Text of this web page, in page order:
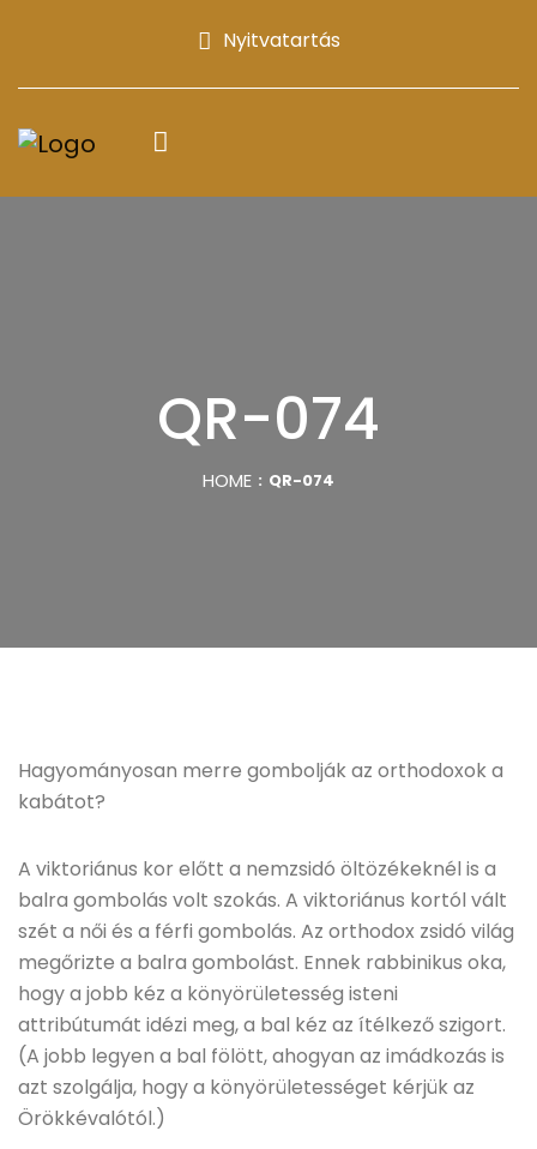
Nyitvatartás
QR-074
HOME QR-074
Hagyományosan merre gombolják az orthodoxok a
kabátot?
A viktoriánus kor előtt a nemzsidó öltözékeknél is a
balra gombolás volt szokás. A viktoriánus kortól vált
szét a női és a férfi gombolás. Az orthodox zsidó világ
megőrizte a balra gombolást. Ennek rabbinikus oka,
hogy a jobb kéz a könyörületesség isteni
attribútumát idézi meg, a bal kéz az ítélkező szigort.
(A jobb legyen a bal fölött, ahogyan az imádkozás is
azt szolgálja, hogy a könyörületességet kérjük az
Örökkévalótól.)